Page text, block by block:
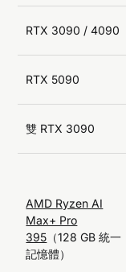
RTX 3090 / 4090
RTX 5090
雙 RTX 3090
AMD Ryzen AI
Max+ Pro
395 （128 GB 統一
記憶體）